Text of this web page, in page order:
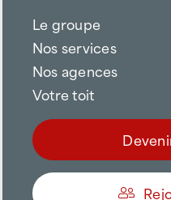
Le groupe
Nos services
Nos agences
Votre toit